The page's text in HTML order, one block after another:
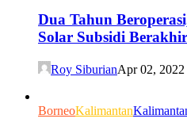
Dua Tahun
Solar Subsidi
Roy SiburianApr 02, 2022
BorneoKalimantan